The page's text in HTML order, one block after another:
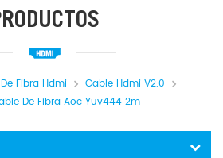
Fibra Hdmi
Cable Hdmi V2.0
De Fibra Aoc Yuv444 2m